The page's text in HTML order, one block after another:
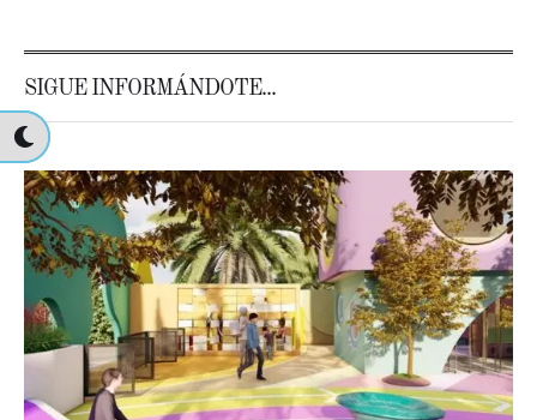
SIGUE INFORMÁNDOTE...